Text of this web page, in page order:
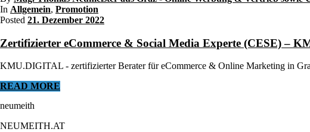
In Allgemein, Promotion
Posted 21. Dezember 2022
Zertifizierter eCommerce & Social Media Experte (CESE) –
KMU.DIGITAL - zertifizierter Berater für eCommerce & Online Marketing in
READ MORE
neumeith
NEUMEITH.AT